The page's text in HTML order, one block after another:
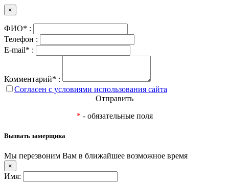
×
ФИО* :
Телефон :
E-mail* :
Комментарий* :
Согласен с условиями использования сайта
Отправить
* - обязательные поля
Вызвать замерщика
Мы перезвоним Вам в ближайшее возможное время
×
Имя: